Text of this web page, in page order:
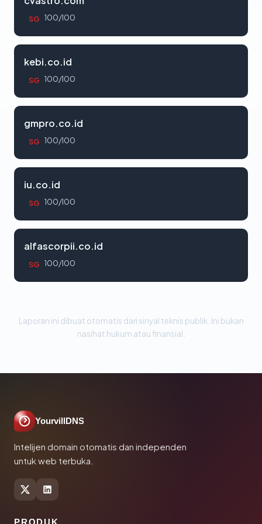
SG 100/100
kebi.co.id
SG 100/100
gmpro.co.id
SG 100/100
iu.co.id
SG 100/100
alfascorpii.co.id
SG 100/100
Laporan ini dibuat otomatis dari sinyal teknis publik. Ini bukan
nasihat hukum atau finansial.
YourvillDNS
Intelijen domain otomatis dan independen
untuk web terbuka.
PRODUK